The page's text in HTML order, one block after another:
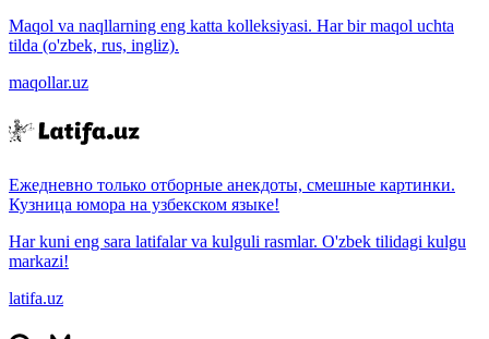
Maqol va naqllarning eng katta kolleksiyasi. Har bir maqol uchta
tilda (o'zbek, rus, ingliz).
maqollar.uz
Ежедневно только отборные анекдоты, смешные картинки.
Кузница юмора на узбекском языке!
Har kuni eng sara latifalar va kulguli rasmlar. O'zbek tilidagi kulgu
markazi!
latifa.uz